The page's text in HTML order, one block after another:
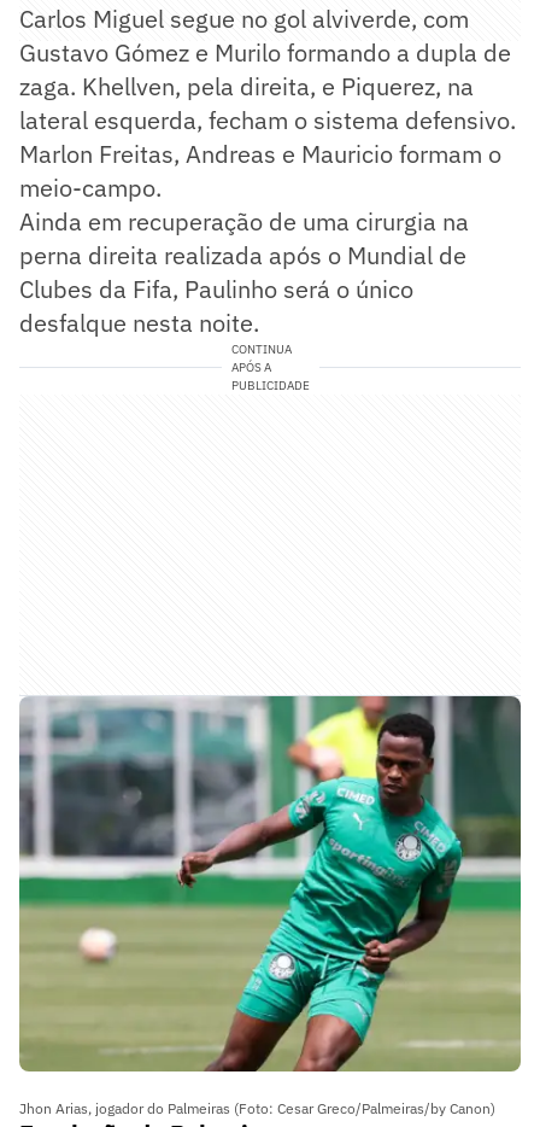
Carlos Miguel segue no gol alviverde, com
Gustavo Gómez e Murilo formando a dupla de
zaga. Khellven, pela direita, e Piquerez, na
lateral esquerda, fecham o sistema defensivo.
Marlon Freitas, Andreas e Mauricio formam o
meio-campo.
Ainda em recuperação de uma cirurgia na
perna direita realizada após o Mundial de
Clubes da Fifa, Paulinho será o único
desfalque nesta noite.
CONTINUA
APÓS A
PUBLICIDADE
Jhon Arias, jogador do Palmeiras (Foto: Cesar Greco/Palmeiras/by Canon)